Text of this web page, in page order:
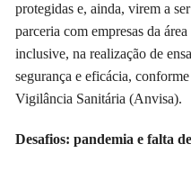
protegidas e, ainda, virem a
parceria com empresas da
inclusive, na realização de
segurança e eficácia,
Vigilância Sanitária (Anvisa).
Desafios: pandemia e falta